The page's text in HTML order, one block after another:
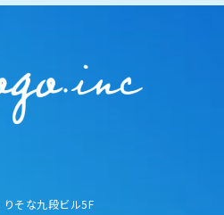
そな九段ビル5F